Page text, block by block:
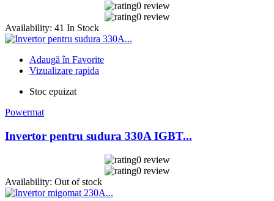
0 review
0 review
Availability: 41 In Stock
Adaugă în Favorite
Vizualizare rapida
Stoc epuizat
Powermat
Invertor pentru sudura 330A IGBT...
0 review
0 review
Availability: Out of stock